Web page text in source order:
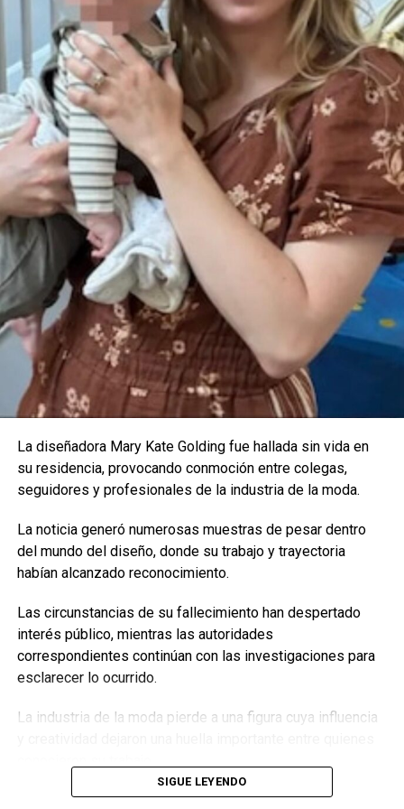
The Times informó que la denuncia fue realizada en
octubre de 2018 por Jason Knauf, quien por entonces se
desempeñaba como secretario de comunicaciones de
Harry y Meghan. Se cree que afirmó que la duquesa
“expulsó a dos asistentes personales de la casa y estaba
socavando la confianza de un tercer miembro del
personal”.
El periódico afirma que Knauf envió un correo electrónico a
Simon Case, entonces secretario privado de William,
duque de Cambridge, y actual secretario del gabinete del
primer ministro del Reino Unido, Boris Johnson, después
de tener conversaciones con Samantha Carruthers, jefa de
recursos humanos. Luego, Case se lo remitió a Carruthers,
quien trabajaba en Clarence House.
En el correo electrónico, Knauf también dejó en claro que
le preocupaba que no se hubiera hecho nada, ni se haría en
el futuro, para proteger al personal del palacio.
Meghan Markle
The Times cita el mail, en el que Knauf dice estar “muy
año pasado” y que “el tratamiento a X (para no mencionar
al empleado) fue totalmente inaceptable”.
La diseñadora Mary Kate Golding fue hallada sin vida en
su residencia, provocando conmoción entre colegas,
seguidores y profesionales de la industria de la moda.
La noticia generó numerosas muestras de pesar dentro
del mundo del diseño, donde su trabajo y trayectoria
habían alcanzado reconocimiento.
Las circunstancias de su fallecimiento han despertado
interés público, mientras las autoridades
correspondientes continúan con las investigaciones para
esclarecer lo ocurrido.
La industria de la moda pierde a una figura cuya influencia
SIGUE LEYENDO